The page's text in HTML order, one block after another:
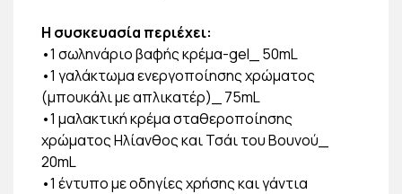
Η συσκευασία περιέχει:
•1 σωληνάριο βαφής κρέμα-gel_ 50mL
•1 γαλάκτωμα ενεργοποίησης χρώματος
(μπουκάλι με απλικατέρ)_ 75mL
•1 μαλακτική κρέμα σταθεροποίησης
χρώματος Ηλίανθος και Τσάι του Βουνού_
20mL
•1 έντυπο με οδηγίες χρήσης και γάντια